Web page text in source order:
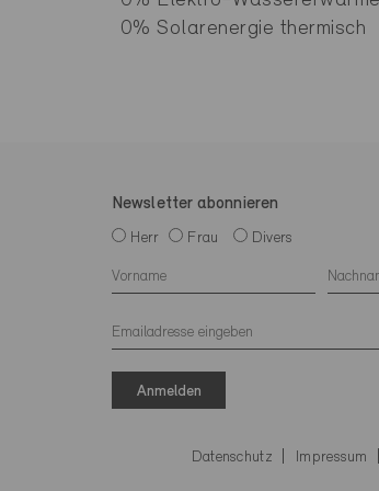
0% Solarenergie thermisch
Newsletter abonnieren
Herr Frau Divers
Anmelden
Datenschutz Impressum